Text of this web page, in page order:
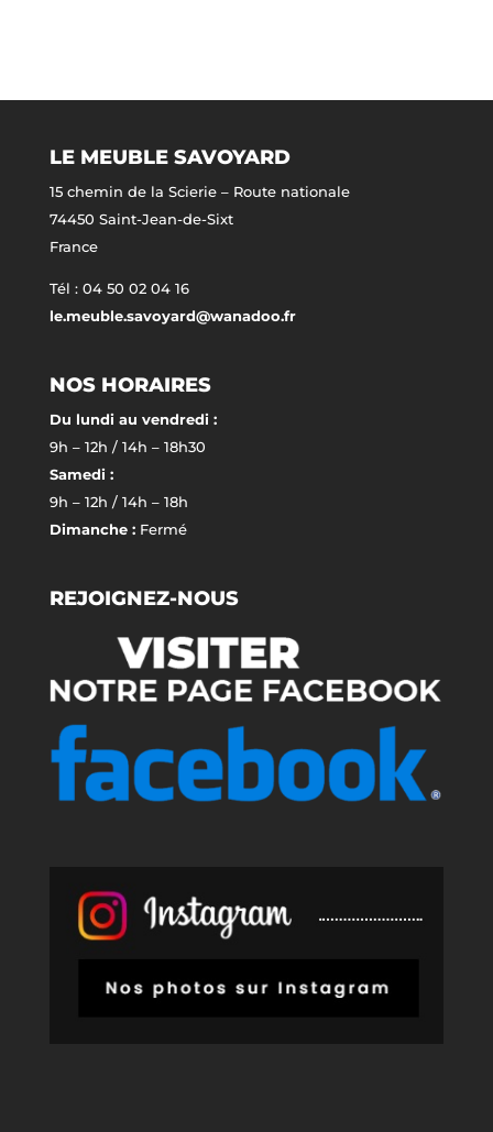
LE MEUBLE SAVOYARD
15 chemin de la Scierie – Route nationale
74450 Saint-Jean-de-Sixt
France
Tél : 04 50 02 04 16
le.meuble.savoyard@wanadoo.fr
NOS HORAIRES
Du lundi au vendredi :
9h – 12h / 14h – 18h30
Samedi :
9h – 12h / 14h – 18h
Dimanche :Fermé
REJOIGNEZ-NOUS